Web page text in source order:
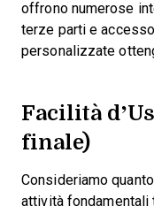
offrono numerose
terze parti e
personalizzate
Facilità
finale)
Consideriamo
attività